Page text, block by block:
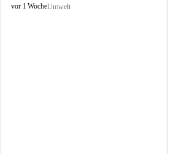
V
vor 1 WocheUmwelt